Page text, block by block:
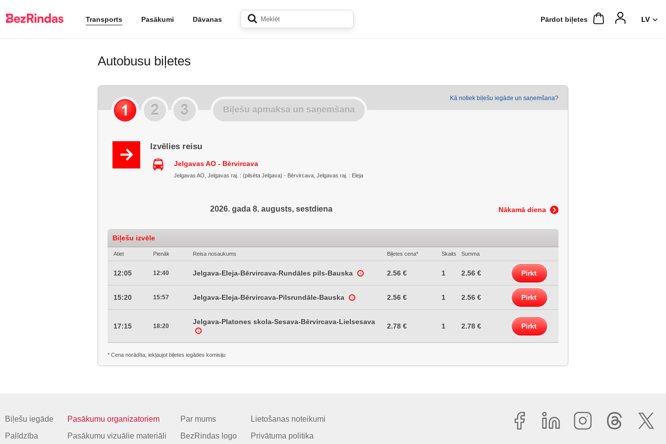
Transports Pasākumi Dāvanas Pārdot biļetes
Autobusu biļetes
Kā notiek biļešu iegāde un saņemšana?
Biļešu apmaksa un saņemšana
Izvēlies reisu
Jelgavas AO - Bērvircava
Jelgavas AO, Jelgavas raj. : (pilsēta Jelgava) - Bērvircava, Jelgavas raj. : Eleja
Nākamā diena
2026. gada 8. augusts, sestdiena
Biļešu izvēle
Atiet Pienāk Reisa nosaukums Biļetes cena* Skaits Summa
12:05 12:40 Jelgava-Eleja-Bērvircava-Rundāles pils-Bauska 2.56 € 1 2.56 € Pirkt
15:20 15:57 Jelgava-Eleja-Bērvircava-Pilsrundāle-Bauska 2.56 € 1 2.56 € Pirkt
17:15 18:20
Jelgava-Platones skola-Sesava-Bērvircava-Lielsesava
2.78 € 1 2.78 € Pirkt
* Cena norādīta, iekļaujot biļetes iegādes komisiju
Biļešu iegāde
Palīdzība
Pasākumu organizatoriem
Pasākumu vizuālie materiāli
Par mums
BezRindas logo
Lietošanas noteikumi
Privātuma politika